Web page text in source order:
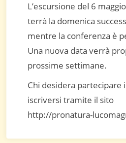
L’escursione del 6
terrà la domenica
mentre la conferenza è
Una nuova data verrà
prossime settimane.
Chi desidera partecipare
iscriversi tramite il sito
http://pronatura-